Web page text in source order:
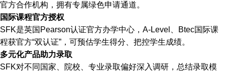
官方合作机构，拥有专属绿色申请通道。
国际课程官方授权
SFK是英国Pearson认证官方办学中心，A-Level、Btec国际课
程获官方“双认证”，可预估学生得分、把控学生成绩。
多元化产品助力录取
SFK对不同国家、院校、专业录取偏好深入调研，总结录取模